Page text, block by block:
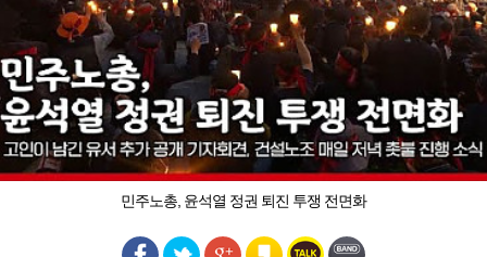
민주노총, 윤석열 정권 퇴진 투쟁 전면화